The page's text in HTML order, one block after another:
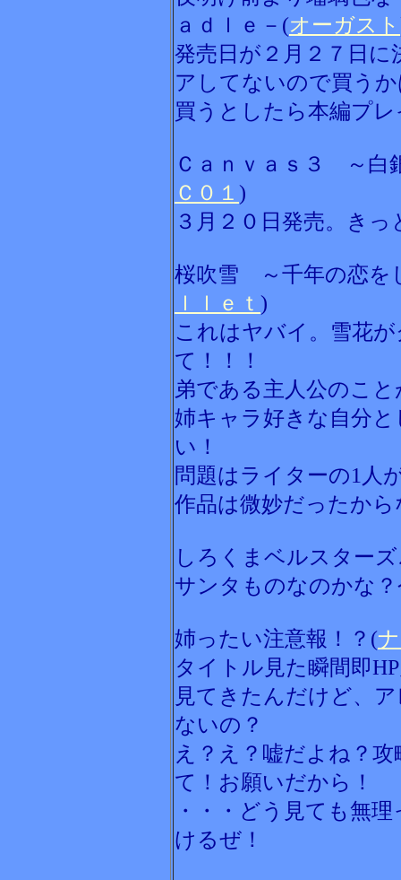
ａｄｌｅ－(オーガスト
発売日が２月２７日
アしてないので買う
買うとしたら本編プ
Ｃａｎｖａｓ３ ～白
Ｃ０１ )
３月２０日発売。き
桜吹雪 ～千年の恋を
ｌｌｅｔ )
これはヤバイ。雪花
て！！！
弟である主人公のこ
姉キャラ好きな自分
い！
問題はライターの1人
作品は微妙だったから
しろくまベルスターズ
サンタものなのかな
姉ったい注意報！？(
タイトル見た瞬間即
見てきたんだけど、
ないの？
え？え？嘘だよね？
て！お願いだから！
・・・どう見ても無
けるぜ！